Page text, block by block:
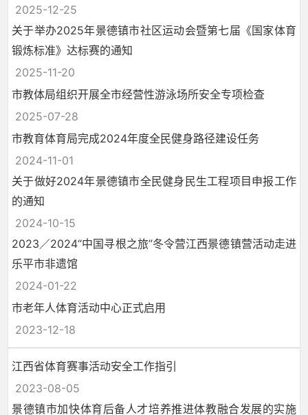
2025-12-25
关于举办2025年景德镇市社区运动会暨第七届《国家体育
锻炼标准》达标赛的通知
2025-11-20
市教体局组织开展全市经营性游泳场所安全专项检查
2025-07-28
市教育体育局完成2024年度全民健身路径建设任务
2024-11-01
关于做好2024年景德镇市全民健身民生工程项目申报工作
的通知
2024-10-15
2023／2024“中国寻根之旅”冬令营江西景德镇营活动走进
乐平市非遗馆
2024-01-22
市老年人体育活动中心正式启用
2023-12-18
江西省体育赛事活动安全工作指引
2023-08-05
景德镇市加快体育后备人才培养推进体教融合发展的实施